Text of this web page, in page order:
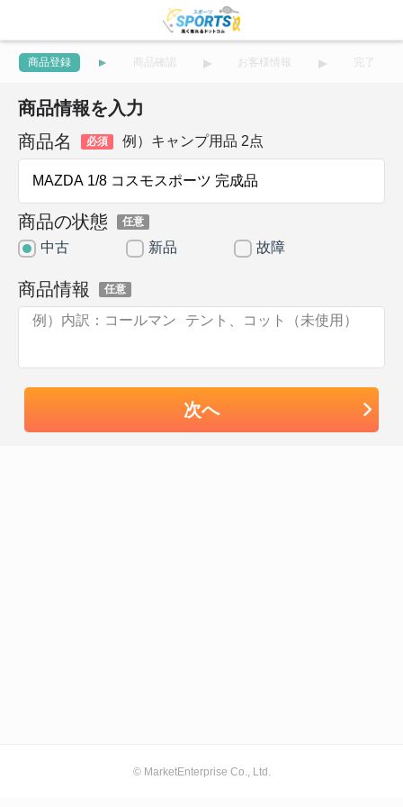
商品登録 商品確認 お客様情報 完了
商品情報を入力
商品名
必須 例）キャンプ用品 2点
商品の状態 任意
中古 新品 故障
商品情報 任意
次へ
© MarketEnterprise Co., Ltd.